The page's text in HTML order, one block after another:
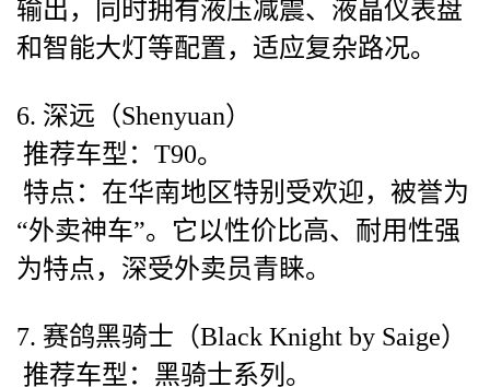
输出，同时拥有液压减震、液晶仪表盘
和智能大灯等配置，适应复杂路况。
6. 深远（Shenyuan）
推荐车型：T90。
特点：在华南地区特别受欢迎，被誉为
“外卖神车”。它以性价比高、耐用性强
为特点，深受外卖员青睐。
7. 赛鸽黑骑士（Black Knight by Saige）
推荐车型：黑骑士系列。